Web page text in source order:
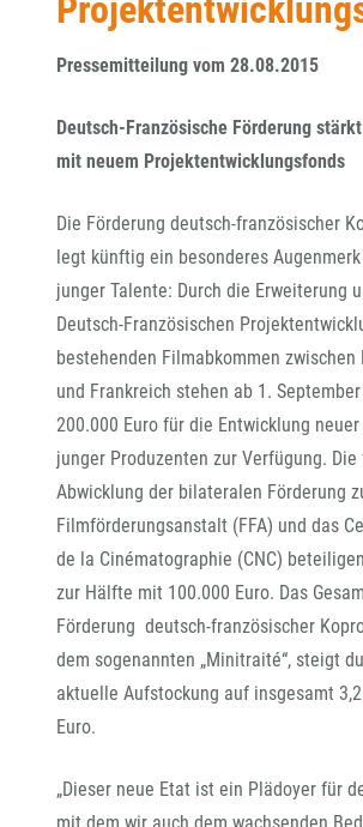
Pressemitteilung vom 28.08.2015
Deutsch-Französische Förderung
mit neuem Projektentwicklungsfonds
Die Förderung deutsch-französischer
legt künftig ein besonderes
junger Talente: Durch die Erweiterung
Deutsch-Französischen
bestehenden Filmabkommen zwischen
und Frankreich stehen ab 1.
200.000 Euro für die Entwicklung
junger Produzenten zur Verfügung. Die
Abwicklung der bilateralen Förderung
Filmförderungsanstalt (FFA) und das
de la Cinématographie (CNC)
zur Hälfte mit 100.000 Euro. Das
Förderung deutsch-französischer
dem sogenannten „Minitraité“, steigt
aktuelle Aufstockung auf insgesamt
Euro.
„Dieser neue Etat ist ein Plädoyer für